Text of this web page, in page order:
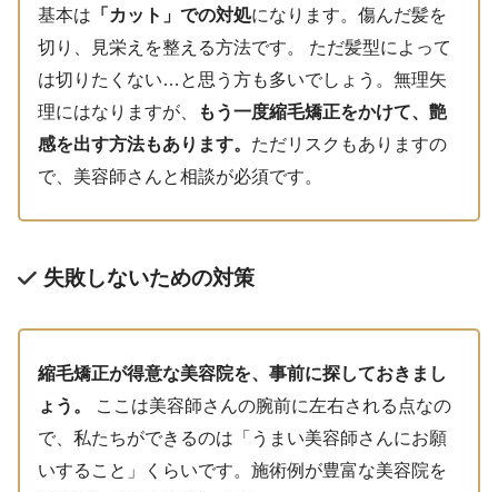
基本は 「カット」での対処になります。傷んだ髪を
切り、見栄えを整える方法です。 ただ髪型によって
は切りたくない…と思う方も多いでしょう。無理矢
理にはなりますが、
もう一度縮毛矯正をかけて、艶
感を出す方法もあります。 ただリスクもありますの
で、美容師さんと相談が必須です。
失敗しないための対策
縮毛矯正が得意な美容院を、事前に探しておきまし
ょう。
ここは美容師さんの腕前に左右される点なの
で、私たちができるのは「うまい美容師さんにお願
いすること」くらいです。施術例が豊富な美容院を